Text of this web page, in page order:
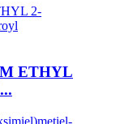
ETHYL